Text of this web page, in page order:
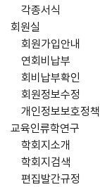
각종서식
회원실
회원가입안내
연회비납부
회비납부확인
회원정보수정
개인정보보호정책
교육인류학연구
학회지소개
학회지검색
편집발간규정